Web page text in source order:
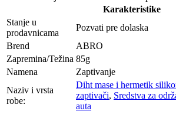
Karakteristike
Stanje u
prodavnicama
Pozvati pre dolaska
Brend
ABRO
Zapremina/Težina 85g
Namena
Zaptivanje
Naziv i vrsta
robe:
Diht mase i hermetik
zaptivači, Sredstva za
auta